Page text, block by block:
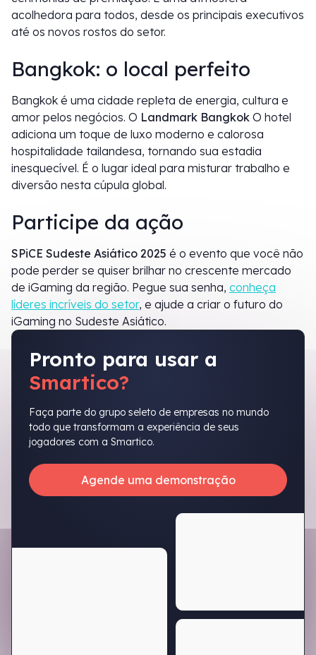
acolhedora para todos, desde os principais executivos
até os novos rostos do setor.
Bangkok: o local perfeito
Bangkok é uma cidade repleta de energia, cultura e
amor pelos negócios. O Landmark Bangkok O hotel
adiciona um toque de luxo moderno e calorosa
hospitalidade tailandesa, tornando sua estadia
inesquecível. É o lugar ideal para misturar trabalho e
diversão nesta cúpula global.
Participe da ação
SPiCE Sudeste Asiático 2025 é o evento que você não
pode perder se quiser brilhar no crescente mercado
de iGaming da região. Pegue sua senha, conheça
líderes incríveis do setor, e ajude a criar o futuro do
iGaming no Sudeste Asiático.
Pronto para usar a
Smartico?
Faça parte do grupo seleto de empresas no mundo
todo que transformam a experiência de seus
jogadores com a Smartico.
Agende uma demonstração